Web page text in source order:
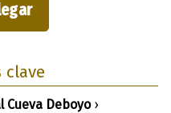
clave
Deboyo›